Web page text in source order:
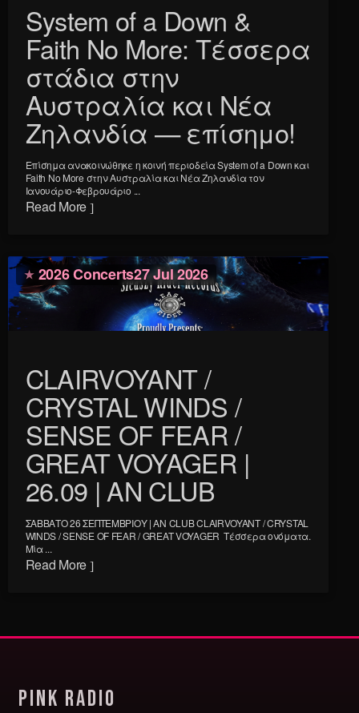
System of a Down &
Faith No More: Τέσσερα
στάδια στην
Αυστραλία και Νέα
Ζηλανδία — επίσημο!
Επίσημα ανακοινώθηκε η κοινή περιοδεία System of a Down και
Faith No More στην Αυστραλία και Νέα Ζηλανδία τον
Ιανουάριο-Φεβρουάριο ...
Read More
2026 Concerts27 Jul 2026
CLAIRVOYANT /
CRYSTAL WINDS /
SENSE OF FEAR /
GREAT VOYAGER |
26.09 | AN CLUB
ΣΑΒΒΑΤΟ 26 ΣΕΠΤΕΜΒΡΙΟΥ | AN CLUB CLAIRVOYANT / CRYSTAL
WINDS / SENSE OF FEAR / GREAT VOYAGER Τέσσερα ονόματα.
Μία ...
Read More
Pink Radio